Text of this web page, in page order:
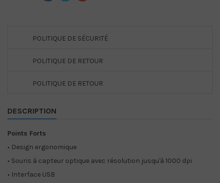
POLITIQUE DE SÉCURITÉ
POLITIQUE DE RETOUR
POLITIQUE DE RETOUR
DESCRIPTION
Points Forts
• Design ergonomique
• Souris à capteur optique avec résolution jusqu'à 1000 dpi
• Interface USB